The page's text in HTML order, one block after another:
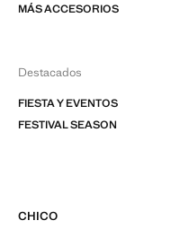
MÁS ACCESORIOS
Destacados
FIESTA Y EVENTOS
FESTIVAL SEASON
CHICO